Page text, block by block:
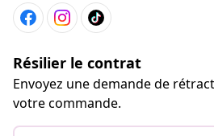
Résilier le contrat
Envoyez une demande de
votre commande.